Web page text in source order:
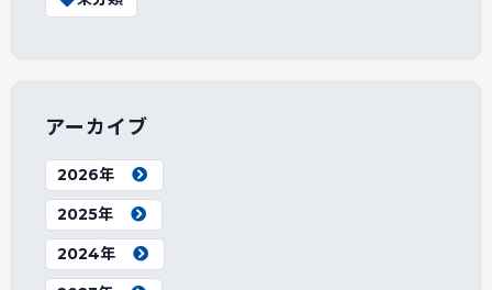
アーカイブ
2026年
2025年
2024年